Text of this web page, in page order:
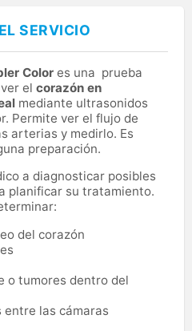
ambulatorias. En el
reconocimientos médicos de
de conducir, armas
SERVICIO
Color es una prueba
el corazón en
mediante ultrasonidos
Permite ver el flujo de
arterias y medirlo. Es
preparación.
a diagnosticar posibles
planificar su tratamiento.
del corazón
o tumores dentro del
entre las cámaras